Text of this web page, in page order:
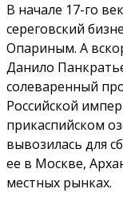
В начале 17-го
сереговский
Опариным. А
Данило
солеваренный
Российской
прикаспийском
вывозилась для
ее в Москве,
местных рынках.